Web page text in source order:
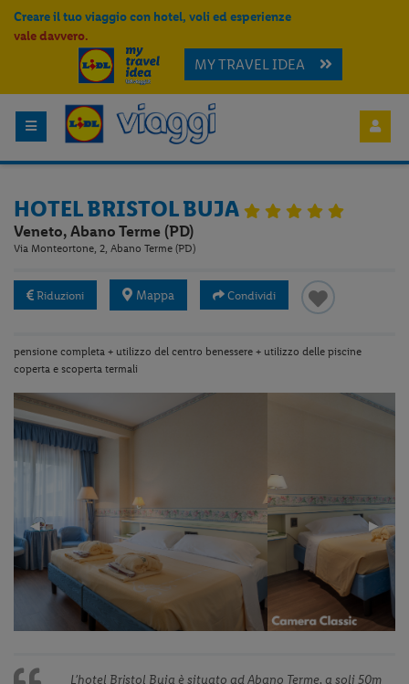
Creare il tuo viaggio con hotel, voli ed esperienze
vale davvero.
MY TRAVEL IDEA
HOTEL BRISTOL BUJA
Veneto, Abano Terme (PD)
Via Monteortone, 2, Abano Terme (PD)
Riduzioni Mappa Condividi
pensione completa + utilizzo del centro benessere + utilizzo delle piscine
coperta e scoperta termali
Previous
Slide
◀︎
Next
Slide
▶︎
L’hotel Bristol Buja è situato ad Abano Terme, a soli 50m